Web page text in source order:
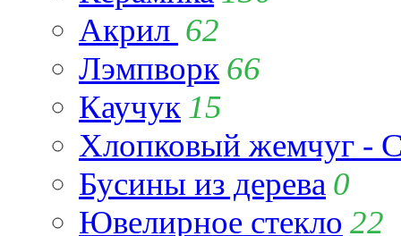
Акрил 62
Лэмпворк 66
Каучук 15
Хлопковый жемчуг -
Бусины из дерева 0
Ювелирное стекло 22